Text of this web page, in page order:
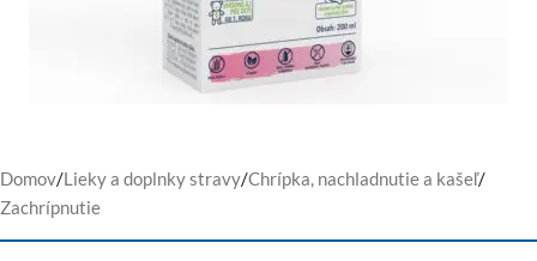
Domov/Lieky a doplnky stravy/Chrípka, nachladnutie a kašeľ/
Zachrípnutie